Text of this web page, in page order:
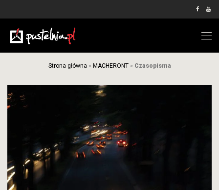
Strona główna » MACHERONT» Czasopisma